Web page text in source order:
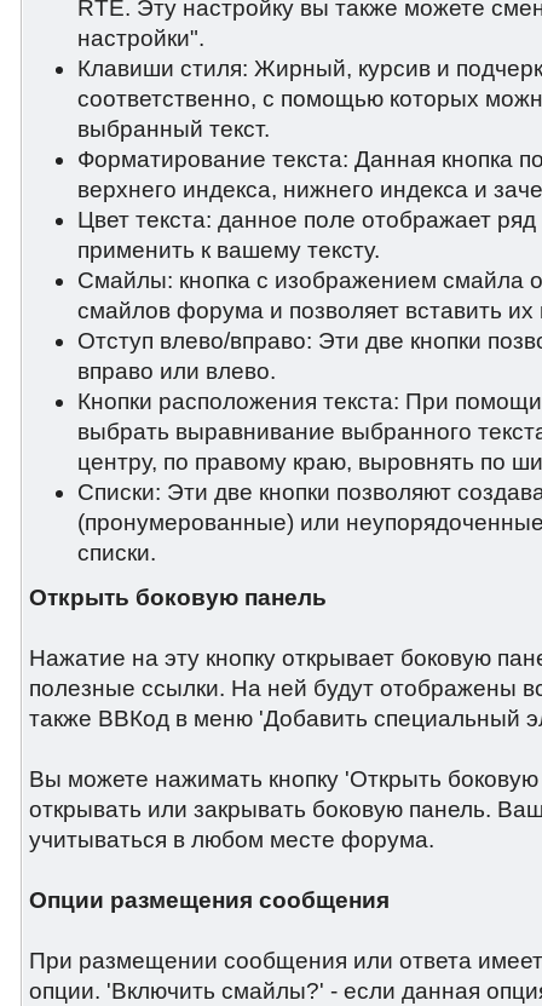
RTE. Эту настройку вы также можете
настройки".
Клавиши стиля: Жирный, курсив и
соответственно, с помощью которых
выбранный текст.
Форматирование текста: Данная кнопка
верхнего индекса, нижнего индекса и
Цвет текста: данное поле отображает
применить к вашему тексту.
Смайлы: кнопка с изображением смайла
смайлов форума и позволяет вставить их
Отступ влево/вправо: Эти две кнопки
вправо или влево.
Кнопки расположения текста: При
выбрать выравнивание выбранного
центру, по правому краю, выровнять по
Списки: Эти две кнопки позволяют
(пронумерованные) или
списки.
Открыть боковую панель
Нажатие на эту кнопку открывает боковую
полезные ссылки. На ней будут отображены
также ВВКод в меню 'Добавить специальный
Вы можете нажимать кнопку 'Открыть
открывать или закрывать боковую панель.
учитываться в любом месте форума.
Опции размещения сообщения
При размещении сообщения или ответа
опции. 'Включить смайлы?' - если данная